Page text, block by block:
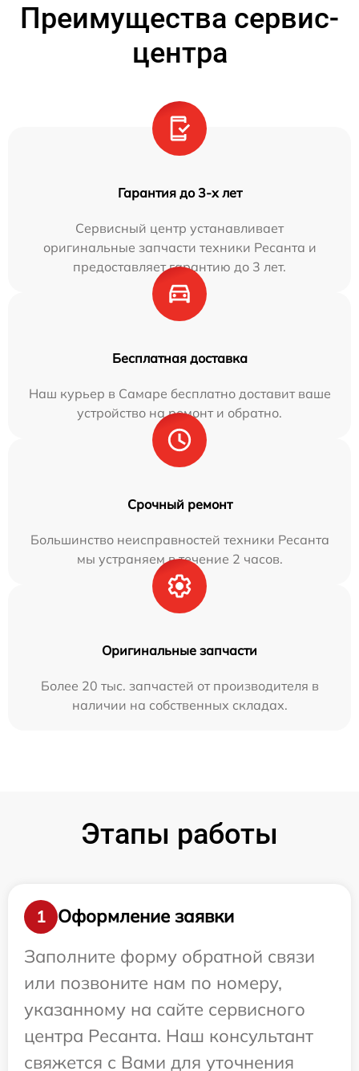
Преимущества сервис-
центра
Гарантия до 3-х лет
Сервисный центр устанавливает
оригинальные запчасти техники Ресанта и
предоставляет гарантию до 3 лет.
Бесплатная доставка
Наш курьер в Самаре бесплатно доставит ваше
устройство на ремонт и обратно.
Срочный ремонт
Большинство неисправностей техники Ресанта
мы устраняем в течение 2 часов.
Оригинальные запчасти
Более 20 тыс. запчастей от производителя в
наличии на собственных складах.
Этапы работы
1
Оформление заявки
Заполните форму обратной связи
или позвоните нам по номеру,
указанному на сайте сервисного
центра Ресанта. Наш консультант
свяжется с Вами для уточнения